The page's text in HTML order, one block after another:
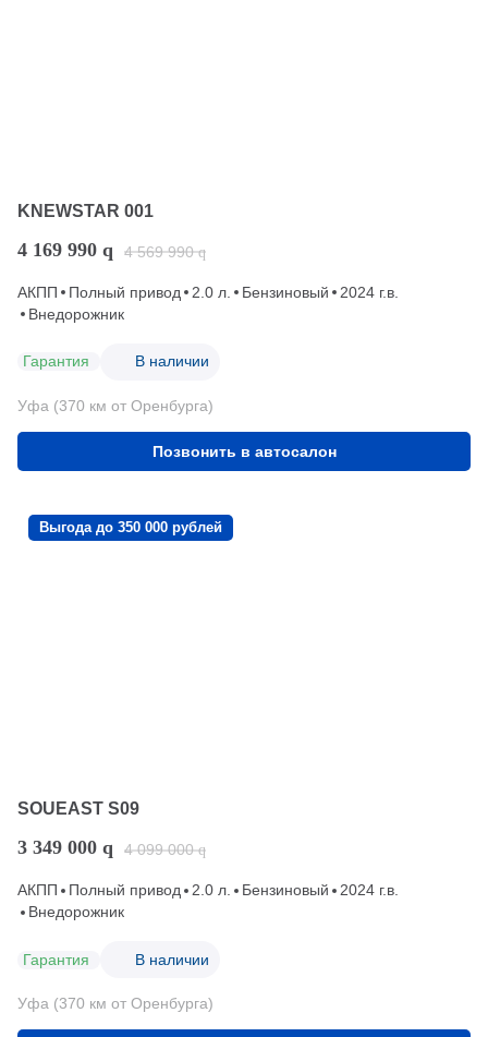
KNEWSTAR 001
4 169 990 q 4 569 990 q
АКПП Полный привод 2.0 л. Бензиновый
2024 г.в.
Внедорожник
Гарантия В наличии
Уфа (370 км от Оренбурга)
Позвонить в автосалон
Выгода до 350 000 рублей
SOUEAST S09
3 349 000 q 4 099 000 q
АКПП Полный привод 2.0 л. Бензиновый
2024 г.в.
Внедорожник
Гарантия В наличии
Уфа (370 км от Оренбурга)